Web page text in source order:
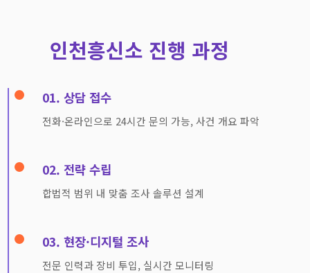
인천흥신소 진행 과정
01. 상담 접수
전화·온라인으로 24시간 문의 가능, 사건 개요 파악
02. 전략 수립
합법적 범위 내 맞춤 조사 솔루션 설계
03. 현장·디지털 조사
전문 인력과 장비 투입, 실시간 모니터링